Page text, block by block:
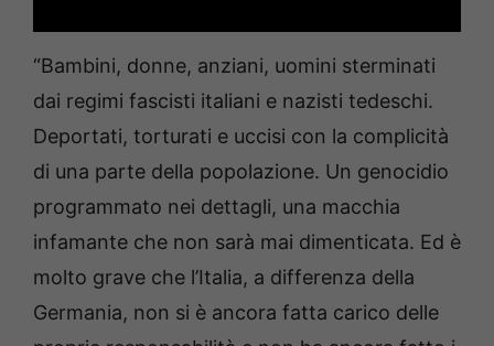
“Bambini, donne, anziani, uomini sterminati
dai regimi fascisti italiani e nazisti tedeschi.
Deportati, torturati e uccisi con la complicità
di una parte della popolazione. Un genocidio
programmato nei dettagli, una macchia
infamante che non sarà mai dimenticata. Ed è
molto grave che l’Italia, a differenza della
Germania, non si è ancora fatta carico delle